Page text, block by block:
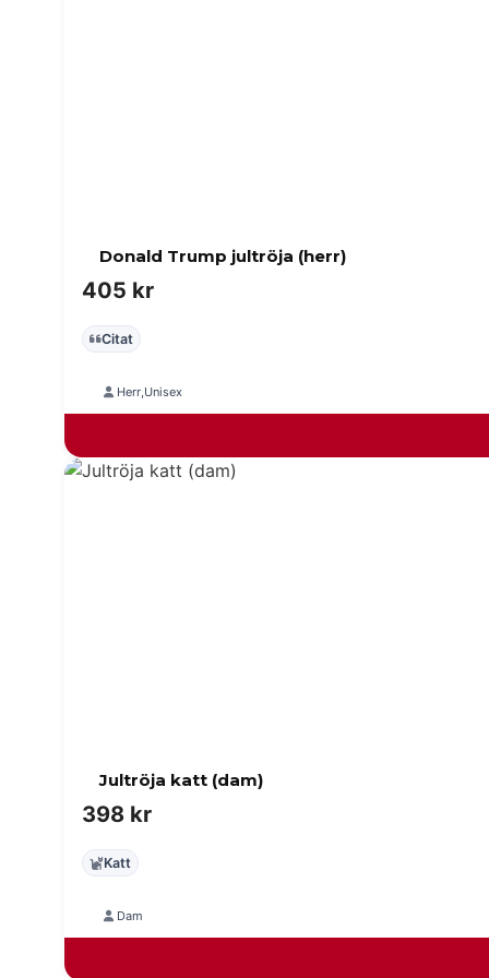
Donald Trump jultröja (herr)
405 kr
Citat
Herr,Unisex
Jultröja katt (dam)
398 kr
Katt
Dam